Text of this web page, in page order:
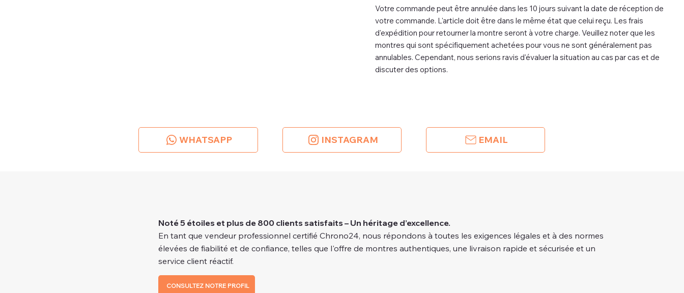
Votre commande peut être annulée dans les 10 jours suivant la date de réception de
votre commande. L'article doit être dans le même état que celui reçu. Les frais
d'expédition pour retourner la montre seront à votre charge. Veuillez noter que les
montres qui sont spécifiquement achetées pour vous ne sont généralement pas
annulables. Cependant, nous serions ravis d'évaluer la situation au cas par cas et de
discuter des options.
WHATSAPP INSTAGRAM EMAIL
Noté 5 étoiles et plus de 800 clients satisfaits – Un héritage d’excellence.
En tant que vendeur professionnel certifié Chrono24, nous répondons à toutes les exigences légales et à des normes
élevées de fiabilité et de confiance, telles que l'offre de montres authentiques, une livraison rapide et sécurisée et un
service client réactif.
CONSULTEZ NOTRE PROFIL